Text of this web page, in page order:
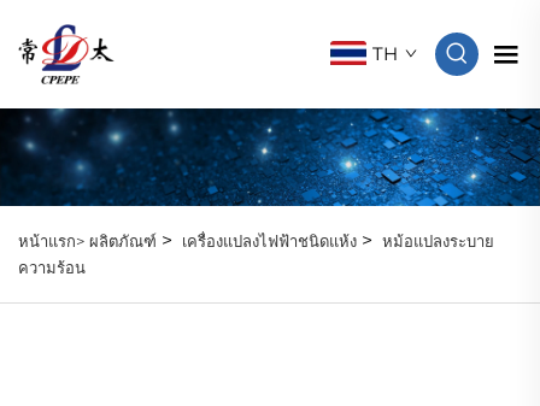
TH
หน้าแรก> ผลิตภัณฑ์ > เครื่องแปลงไฟฟ้าชนิดแห้ง > หม้อแปลงระบาย
ความร้อน